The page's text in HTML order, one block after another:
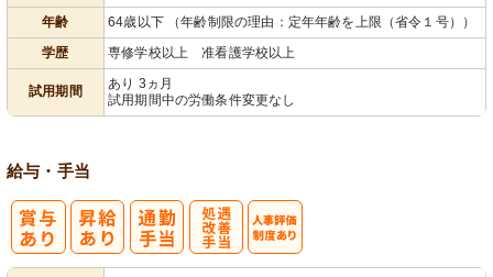
年齢
64歳以下 （年齢制限の理由：定年年齢を上限（省令１号））
学歴
専修学校以上 准看護学校以上
試用期間
あり 3ヵ月
試用期間中の労働条件変更なし
給与・手当